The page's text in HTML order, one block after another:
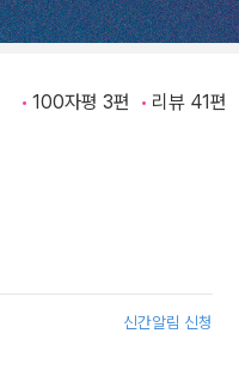
100자평 3편 리뷰 41편
신간알림 신청